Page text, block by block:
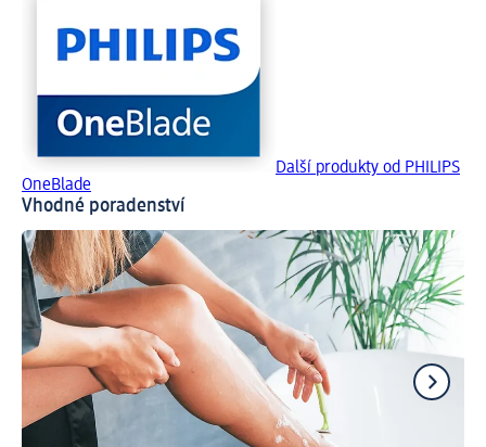
Další produkty od PHILIPS
OneBlade
Vhodné poradenství